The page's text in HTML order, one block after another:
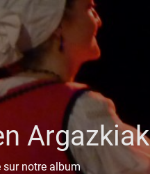
Argazkiak
sur notre album